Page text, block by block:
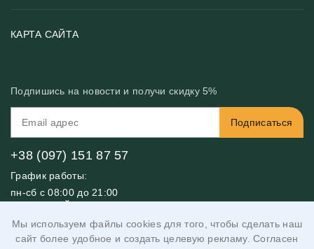
Мы используем файлы cookies для того, чтобы сделать наш
сайт более удобное и создать целевую рекламу. Согласен
Фотообои по типу помещения
Материалы
FAQ
О нас
Инструкция
Контакты
КАРТА САЙТА
Подпишись на новости и получи скидку 5%
Подписаться
+38 (097) 151 87 57
График работы:
пн-сб с 08:00 до 21:00
вс выходной
Адрес:
Днепр, Киев, Одесса